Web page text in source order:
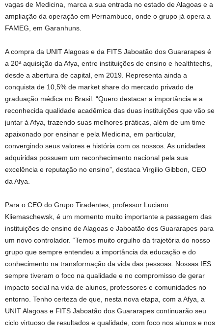
vagas de Medicina, marca a sua entrada no estado de Alagoas e a
ampliação da operação em Pernambuco, onde o grupo já opera a
FAMEG, em Garanhuns.
A compra da UNIT Alagoas e da FITS Jaboatão dos Guararapes é
a 20ª aquisição da Afya, entre instituições de ensino e healthtechs,
desde a abertura de capital, em 2019. Representa ainda a
conquista de 10,5% de market share do mercado privado de
graduação médica no Brasil. “Quero destacar a importância e a
reconhecida qualidade acadêmica das duas instituições que vão se
juntar à Afya, trazendo suas melhores práticas, além de um time
apaixonado por ensinar e pela Medicina, em particular,
convergindo seus valores e história com os nossos. As unidades
adquiridas possuem um reconhecimento nacional pela sua
excelência e reputação no ensino”, destaca Virgilio Gibbon, CEO
da Afya.
Para o CEO do Grupo Tiradentes, professor Luciano
Kliemaschewsk, é um momento muito importante a passagem das
instituições de ensino de Alagoas e Jaboatão dos Guararapes para
um novo controlador. “Temos muito orgulho da trajetória do nosso
grupo que sempre entendeu a importância da educação e do
conhecimento na transformação da vida das pessoas. Nossas IES
sempre tiveram o foco na qualidade e no compromisso de gerar
impacto social na vida de alunos, professores e comunidades no
entorno. Tenho certeza de que, nesta nova etapa, com a Afya, a
UNIT Alagoas e FITS Jaboatão dos Guararapes continuarão seu
ciclo virtuoso de resultados e qualidade, com foco nos alunos e nos